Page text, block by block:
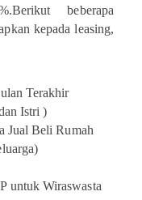
beberapa
kepada leasing,
Terakhir
Istri )
Jual Beli Rumah
untuk Wiraswasta